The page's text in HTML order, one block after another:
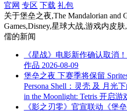
官网 专区 下载 礼包
关于堡垒之夜,The Mandalorian and
Games,Disney,星球大战,游戏内皮
儒的新闻
《星战》电影新作确认取消
作品 2026-08-09
堡垒之夜 下赛季将保留
Persona Shell：灵壳 及 月光
in the Moonlight: Tetris 开启游
《影之刃零》官宣联动《堡